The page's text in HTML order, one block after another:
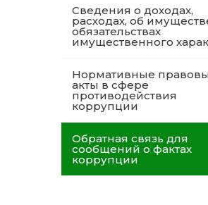
Сведения о доходах,
расходах, об
обязательствах
имущественного
Нормативные
акты в сфере
противодействия
коррупции
Обратная связь для
сообщений о фактах
коррупции